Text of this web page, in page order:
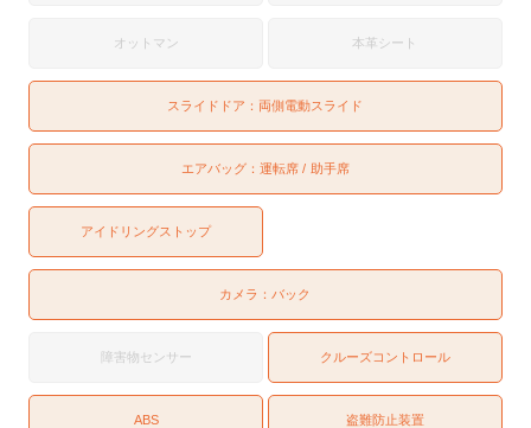
オットマン 本革シート
スライドドア： 両側電動スライド
エアバッグ： 運転席 助手席
アイドリングストップ
カメラ： バック
障害物センサー クルーズコントロール
ABS 盗難防止装置